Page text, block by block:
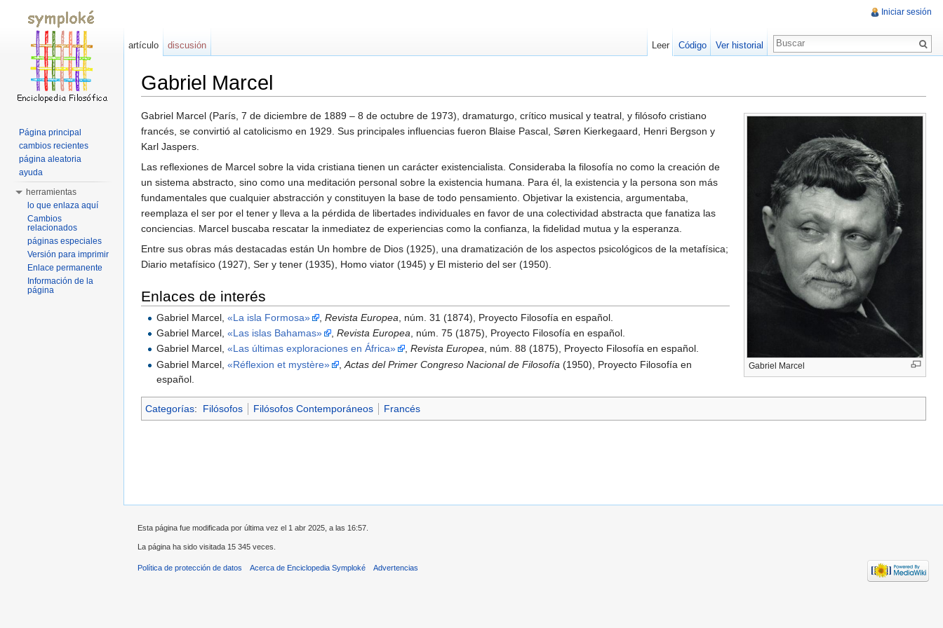
Gabriel Marcel
Gabriel Marcel
Gabriel Marcel (París, 7 de diciembre de 1889 – 8 de octubre de 1973), dramaturgo, crítico musical y teatral, y filósofo cristiano
francés, se convirtió al catolicismo en 1929. Sus principales influencias fueron Blaise Pascal, Søren Kierkegaard, Henri Bergson y
Karl Jaspers.
Las reflexiones de Marcel sobre la vida cristiana tienen un carácter existencialista. Consideraba la filosofía no como la creación de
un sistema abstracto, sino como una meditación personal sobre la existencia humana. Para él, la existencia y la persona son más
fundamentales que cualquier abstracción y constituyen la base de todo pensamiento. Objetivar la existencia, argumentaba,
reemplaza el ser por el tener y lleva a la pérdida de libertades individuales en favor de una colectividad abstracta que fanatiza las
conciencias. Marcel buscaba rescatar la inmediatez de experiencias como la confianza, la fidelidad mutua y la esperanza.
Entre sus obras más destacadas están Un hombre de Dios (1925), una dramatización de los aspectos psicológicos de la metafísica;
Diario metafísico (1927), Ser y tener (1935), Homo viator (1945) y El misterio del ser (1950).
Enlaces de interés
Gabriel Marcel,«La isla Formosa» ,Revista Europea , núm. 31 (1874), Proyecto Filosofía en español.
Gabriel Marcel,«Las islas Bahamas» ,Revista Europea , núm. 75 (1875), Proyecto Filosofía en español.
Gabriel Marcel,«Las últimas exploraciones en África» ,Revista Europea, núm. 88 (1875), Proyecto Filosofía en español.
Gabriel Marcel,«Réflexion et mystère» ,Actas del Primer Congreso Nacional de Filosofía (1950), Proyecto Filosofía en
español.
Categorías: Filósofos Filósofos Contemporáneos Francés
Iniciar sesión
artículo discusión Leer Código Ver historial
Página principal
cambios recientes
página aleatoria
ayuda
herramientas
lo que enlaza aquí
Cambios
relacionados
páginas especiales
Versión para imprimir
Enlace permanente
Información de la
página
Esta página fue modificada por última vez el 1 abr 2025, a las 16:57.
La página ha sido visitada 15 345 veces.
Política de protección de datos Acerca de Enciclopedia Symploké Advertencias